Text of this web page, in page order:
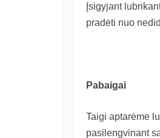
Įsigyjant
pradėti nuo
Pabaigai
Taigi aptarėme
pasilengvinant